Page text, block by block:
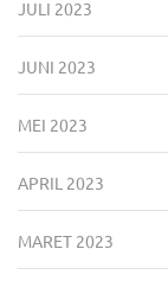
JULI 2023
JUNI 2023
MEI 2023
APRIL 2023
MARET 2023